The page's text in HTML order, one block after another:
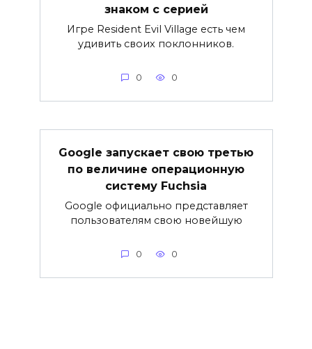
знаком с серией
Игре Resident Evil Village есть чем
удивить своих поклонников.
0 0
Google запускает свою третью
по величине операционную
систему Fuchsia
Google официально представляет
пользователям свою новейшую
0 0